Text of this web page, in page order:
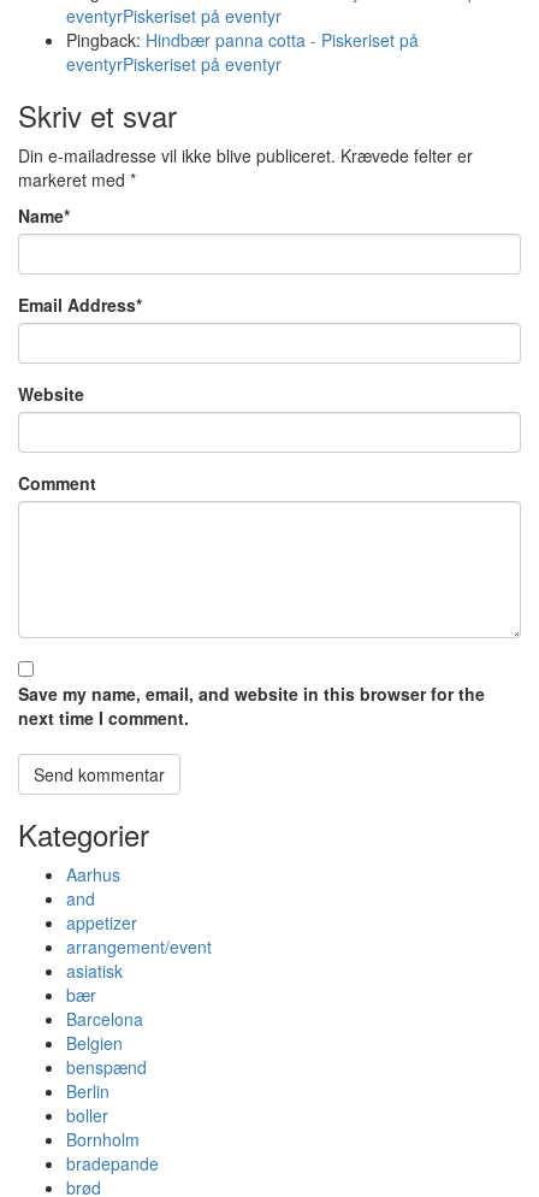
eventyrPiskeriset på eventyr
Pingback: Hindbær panna cotta - Piskeriset på
eventyrPiskeriset på eventyr
Skriv et svar
Din e-mailadresse vil ikke blive publiceret. Krævede felter er
markeret med *
Name*
Email Address*
Website
Comment
Save my name, email, and website in this browser for the
next time I comment.
Kategorier
Aarhus
and
appetizer
arrangement/event
asiatisk
bær
Barcelona
Belgien
benspænd
Berlin
boller
Bornholm
bradepande
brød